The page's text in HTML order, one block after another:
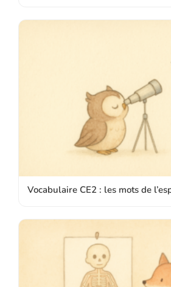
Vocabulaire CE2 : les mots de